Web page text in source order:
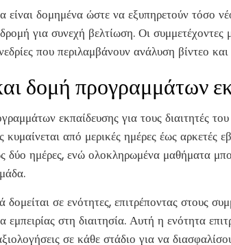
δομημένα ώστε να εξυπηρετούν τόσο
για συνεχή βελτίωση. Οι
που περιλαμβάνουν ανάλυση βίντεο
δομή προγραμμάτων
εκπαίδευσης για τους διαιτητές
από μερικές ημέρες έως αρκετές
δύο ημέρες, ενώ ολοκληρωμένα μαθήματα
σε ενότητες, επιτρέποντας στους
εμπειρίας στη διαιτησία. Αυτή η ενότητα
σε κάθε στάδιο για να